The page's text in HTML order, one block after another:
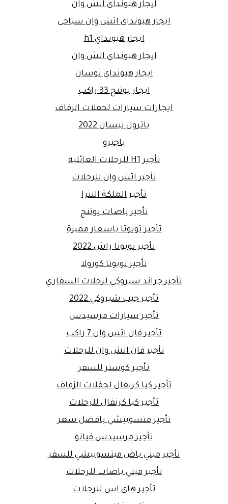
ايجار هيونداى اتش وان
ايجار هيونداى اتش وان سياحى
ايجار هيونداي h1
ايجار هيونداي اتش وان
ايجار هيونداي توسان
ايجار يوتنج 33 راكب
ايجارات سيارات لحفلات الزفاف
باترول نيسان 2022
باجيرو
تأجير H1 للرحلات العائلية
تأجير اتش وان للرحلات
تأجير الملكة النترا
تأجير باصات يوتنج
تأجير تويوتا باسعار مميزة
تأجير تويوتا راش 2022
تأجير تويوتا كورولا
تأجير جراند شيروكي لرحلات السفاري
تأجير جيب شيروكي 2022
تأجير سيارات مرسيدس
تأجير فان اتش وان 7 راكب
تأجير فان اتش وان للرحلات
تأجير كوستر للسفر
تأجير كيا كرنفال لحفلات الزفاف
تأجير كيا كرنفال للرحلات
تأجير متسوبيشي بافضل سعر
تأجير مرسيدس فيانو
تأجير ميني باص ميتسوبيشي للسفر
تأجير ميني باصات للرحلات
تأجير هاي اس للرحلات